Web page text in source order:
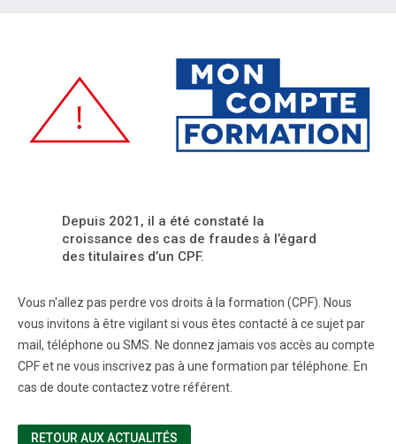
Depuis 2021, il a été constaté la
croissance des cas de fraudes à l’égard
des titulaires d’un CPF.
Vous n'allez pas perdre vos droits à la formation (CPF). Nous
vous invitons à être vigilant si vous êtes contacté à ce sujet par
mail, téléphone ou SMS. Ne donnez jamais vos accès au compte
CPF et ne vous inscrivez pas à une formation par téléphone. En
cas de doute contactez votre référent.
RETOUR AUX ACTUALITÉS